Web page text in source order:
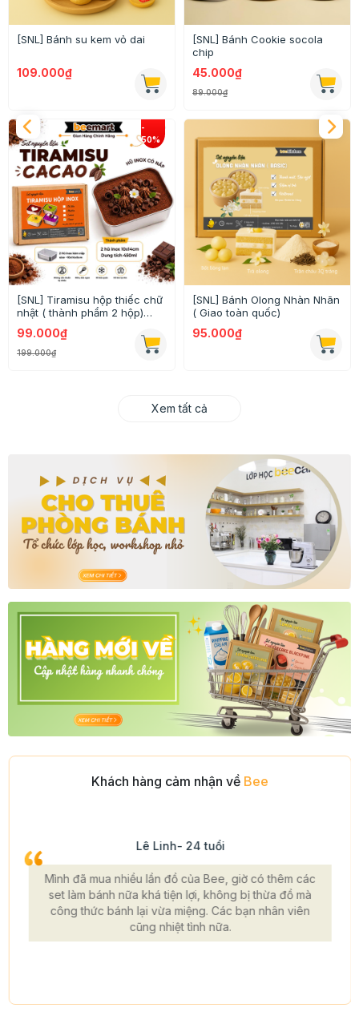
[SNL] Bánh su kem vỏ dai
109.000₫
[SNL] Bánh Cookie socola
chip
45.000₫
89.000₫
[SNL] Tiramisu hộp thiếc chữ
nhật ( thành phẩm 2 hộp)
99.000₫
199.000₫
[SNL] Bánh Olong Nhàn Nhãn
( Giao toàn quốc)
95.000₫
Xem tất cả
Khách hàng cảm nhận về Bee
Lê Linh- 24 tuổi
Mình đã mua nhiều lần đồ của Bee, giờ có thêm các
set làm bánh nữa khá tiện lợi, không bị thừa đồ mà